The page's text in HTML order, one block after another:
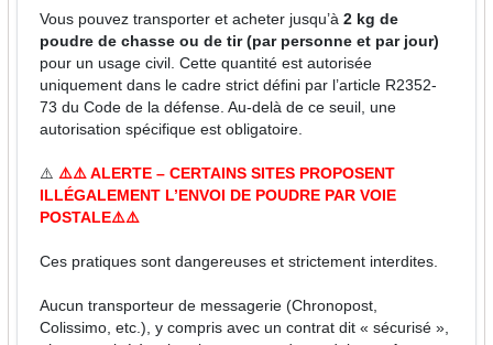
Vous pouvez transporter et acheter jusqu’à2 kg de
poudre de chasse ou de tir (par personne et par jour)
pour un usage civil. Cette quantité est autorisée
uniquement dans le cadre strict défini par l’article R2352-
73 du Code de la défense. Au-delà de ce seuil, une
autorisation spécifique est obligatoire.
⚠️⚠️⚠️ ALERTE – CERTAINS SITES PROPOSENT
ILLÉGALEMENT L’ENVOI DE POUDRE PAR VOIE
POSTALE⚠️⚠️
Ces pratiques sont dangereuses et strictement interdites.
Aucun transporteur de messagerie (Chronopost,
Colissimo, etc.), y compris avec un contrat dit « sécurisé »,